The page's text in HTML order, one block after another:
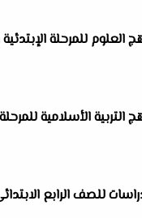
للمرحلة الإبتدئية
الأسلامية للمرحلة
للصف الرابع الابتدائى